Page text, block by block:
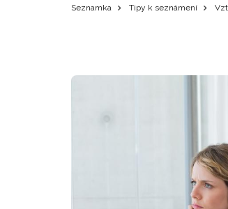
Seznamka Tipy k seznámení